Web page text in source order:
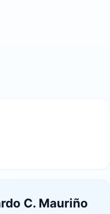
C. Mauriño